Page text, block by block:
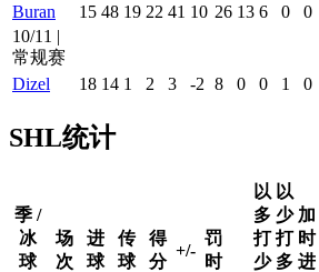
Buran
15 48 19 22 41 10 26 13 6 0 0
10/11 |
常规赛
Dizel
18 14 1 2 3 -2 8 0 0 1 0
SHL统计
季 /
冰
球
场
次
进
球
传
球
得
分
+/-
罚
时
以
多
打
少
以
少
打
多
加
时
进